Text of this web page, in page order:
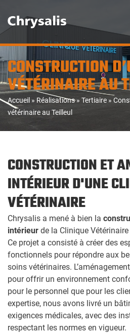
CONSTRUCTION
VÉTÉRINAIRE AU
Accueil » Réalisations» Tertiaire »
vétérinaire au Teilleul
CONSTRUCTION ET
INTÉRIEUR D'UNE
VÉTÉRINAIRE
Chrysalis a mené à bien la
intérieur de la Clinique
Ce projet a consisté à créer des
fonctionnels pour répondre aux
soins vétérinaires.
pour offrir un environnement
pour le personnel que pour les
expertise, nous avons livré un
exigences médicales, avec des
respectant les normes en vigueur.